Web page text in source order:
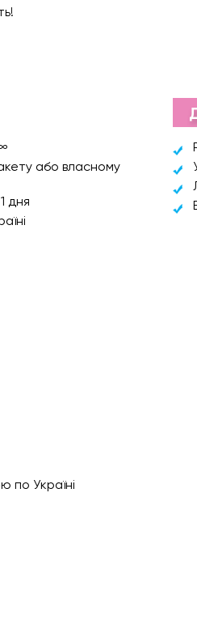
або власному
дня
по Україні